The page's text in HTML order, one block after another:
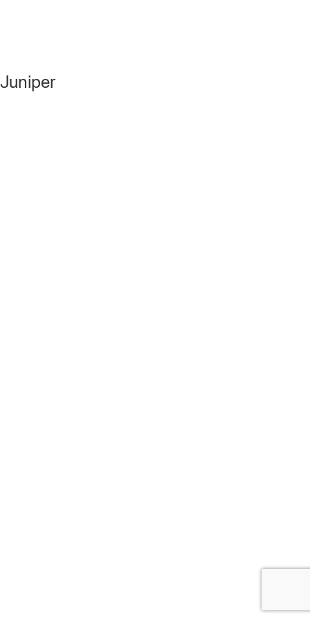
Juniper